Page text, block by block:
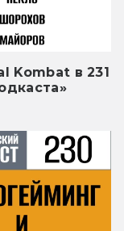
Kombat в 231